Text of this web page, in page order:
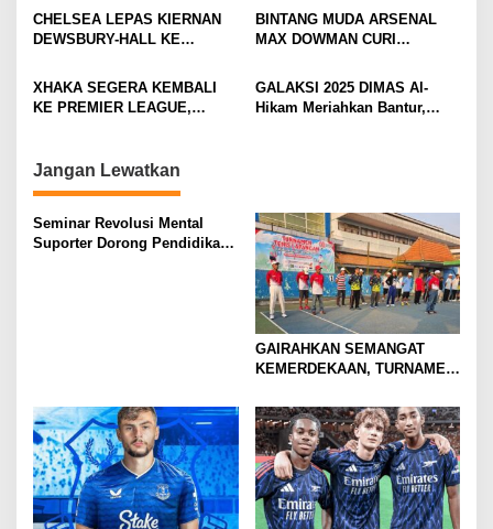
g
a
t
i
n
MOJOKERTO RAYA RESMI
BERGULIR
CHELSEA LEPAS KIERNAN
DEWSBURY-HALL KE
SANG GELANDANG DIMULAI
BINTANG MUDA ARSENAL
MAX DOWMAN CURI
PRAMUSIM ASIA
XHAKA SEGERA KEMBALI
KE PREMIER LEAGUE,
GALAKSI 2025 DIMAS Al-
Hikam Meriahkan Bantur,
Jangan Lewatkan
Seminar Revolusi Mental
Suporter Dorong Pendidikan
GAIRAHKAN SEMANGAT
KEMERDEKAAN, TURNAMEN
MOJOKERTO RAYA RESMI
BERGULIR